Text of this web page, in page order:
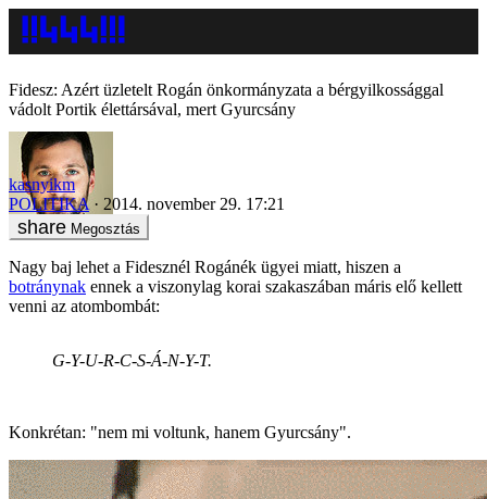
Fidesz: Azért üzletelt Rogán önkormányzata a bérgyilkossággal
vádolt Portik élettársával, mert Gyurcsány
kasnyikm
POLITIKA
2014. november 29. 17:21
Megosztás
Nagy baj lehet a Fidesznél Rogánék ügyei miatt, hiszen a
botránynak ennek a viszonylag korai szakaszában máris elő kellett
venni az atombombát:
G-Y-U-R-C-S-Á-N-Y-T.
Konkrétan: "nem mi voltunk, hanem Gyurcsány".